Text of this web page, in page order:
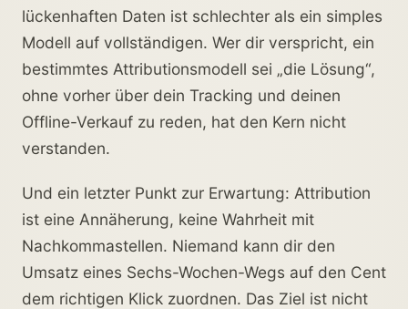
lückenhaften Daten ist schlechter als ein simples
Modell auf vollständigen. Wer dir verspricht, ein
bestimmtes Attributionsmodell sei „die Lösung“,
ohne vorher über dein Tracking und deinen
Offline-Verkauf zu reden, hat den Kern nicht
verstanden.
Und ein letzter Punkt zur Erwartung: Attribution
ist eine Annäherung, keine Wahrheit mit
Nachkommastellen. Niemand kann dir den
Umsatz eines Sechs-Wochen-Wegs auf den Cent
dem richtigen Klick zuordnen. Das Ziel ist nicht